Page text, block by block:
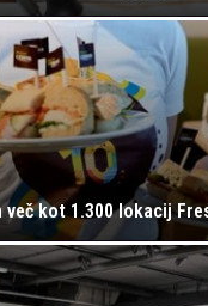
več kot 1.300 lokacij